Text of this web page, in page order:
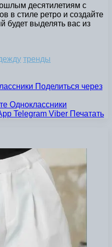
десятилетиям с
в стиле ретро и создайте
будет выделять вас из
тренды
Поделиться через
Одноклассники
Telegram Viber Печатать